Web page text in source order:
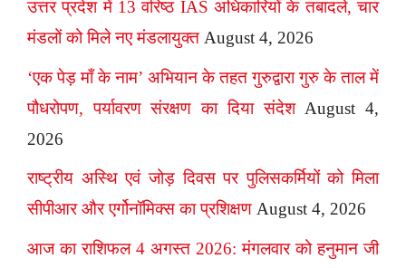
उत्तर प्रदेश में 13 वरिष्ठ IAS अधिकारियों के तबादले, चार
मंडलों को मिले नए मंडलायुक्त August 4, 2026
‘एक पेड़ माँ के नाम’ अभियान के तहत गुरुद्वारा गुरु के ताल में
पौधरोपण, पर्यावरण संरक्षण का दिया संदेश August 4,
2026
राष्ट्रीय अस्थि एवं जोड़ दिवस पर पुलिसकर्मियों को मिला
सीपीआर और एर्गोनॉमिक्स का प्रशिक्षण August 4, 2026
आज का राशिफल 4 अगस्त 2026: मंगलवार को हनुमान जी